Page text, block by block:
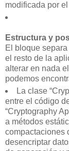
modificada por
Estructura y
El bloque
el resto de la
alterar en nada
podemos
La clase
entre el código
“Cryptography
a métodos
compactaciones
desencriptar